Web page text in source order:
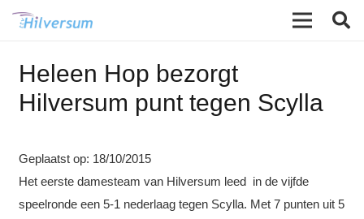
Heleen Hop bezorgt
Hilversum punt tegen Scylla
Geplaatst op: 18/10/2015
Het eerste damesteam van Hilversum leed in de vijfde
speelronde een 5-1 nederlaag tegen Scylla. Met 7 punten uit 5